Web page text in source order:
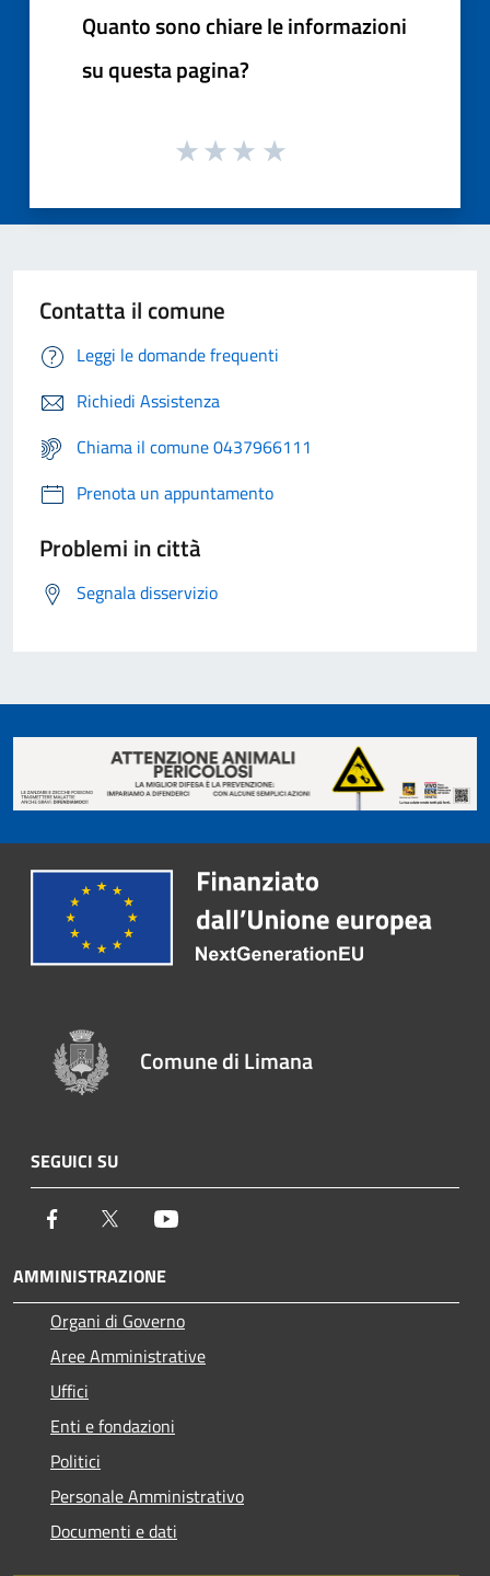
Quanto sono chiare le informazioni
su questa pagina?
Contatta il comune
Leggi le domande frequenti
Richiedi Assistenza
Chiama il comune 0437966111
Prenota un appuntamento
Problemi in città
Segnala disservizio
Comune di Limana
SEGUICI SU
Facebook Twitter
AMMINISTRAZIONE
Organi di Governo
Aree Amministrative
Uffici
Enti e fondazioni
Politici
Personale Amministrativo
Documenti e dati